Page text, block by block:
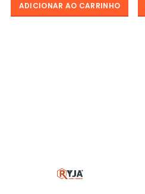
ADICIONAR AO CARRINHO